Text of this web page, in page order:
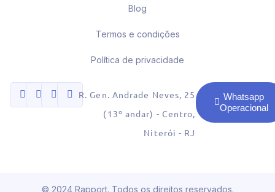
Blog
Termos e condições
Política de privacidade
R. Gen. Andrade Neves, 25
(13º andar) - Centro,
Niterói - RJ
Whatsapp
Operacional
© 2024 Rapport. Todos os direitos reservados.